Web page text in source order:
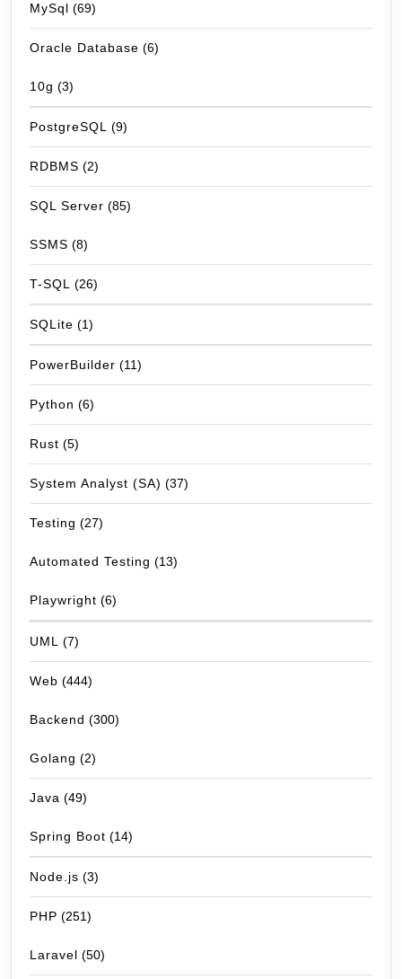
MySql (69)
Oracle Database (6)
10g (3)
PostgreSQL (9)
RDBMS (2)
SQL Server (85)
SSMS (8)
T-SQL (26)
SQLite (1)
PowerBuilder (11)
Python (6)
Rust (5)
System Analyst (SA) (37)
Testing (27)
Automated Testing (13)
Playwright (6)
UML (7)
Web (444)
Backend (300)
Golang (2)
Java (49)
Spring Boot (14)
Node.js (3)
PHP (251)
Laravel (50)